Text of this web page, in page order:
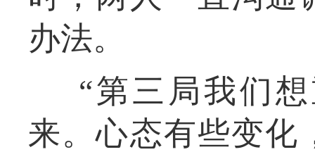
办法。
“第三局我们
来。心态有些变化